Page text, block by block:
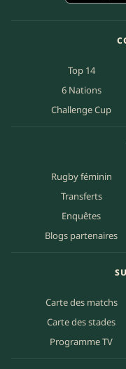
Top 14
6 Nations
Challenge Cup
Rugby féminin
Transferts
Enquêtes
Blogs partenaires
Carte des matchs
Carte des stades
Programme TV